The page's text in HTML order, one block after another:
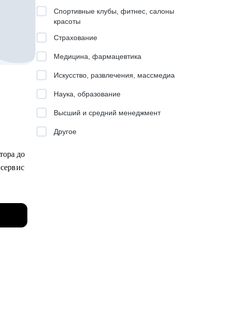
до
Спортивные клубы, фитнес, салоны
красоты
Страхование
Медицина, фармацевтика
Искусство, развлечения, массмедиа
Наука, образование
Высший и средний менеджмент
Другое